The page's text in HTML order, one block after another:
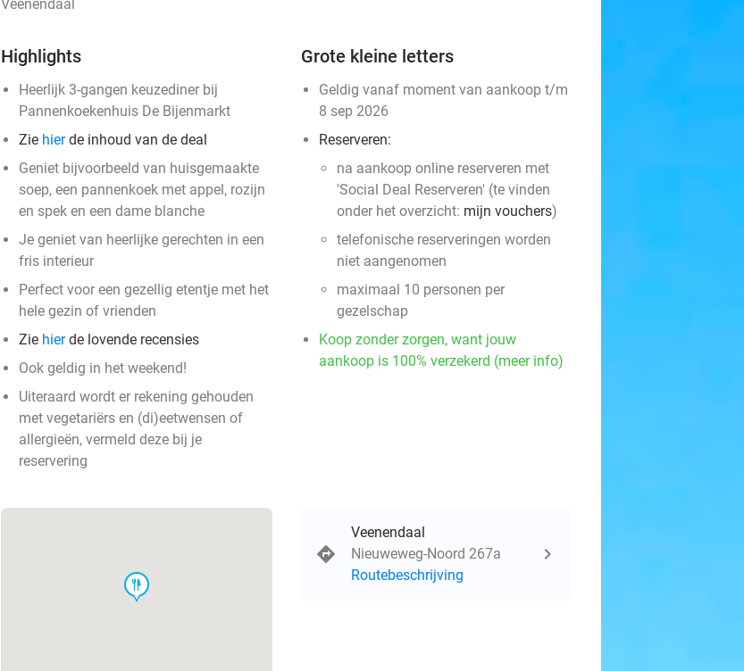
Veenendaal
Highlights
Heerlijk 3-gangen keuzediner bij
Pannenkoekenhuis De Bijenmarkt
Zie hierde inhoud van de deal
Geniet bijvoorbeeld van huisgemaakte
soep, een pannenkoek met appel, rozijn
en spek en een dame blanche
Je geniet van heerlijke gerechten in een
fris interieur
Perfect voor een gezellig etentje met het
hele gezin of vrienden
Zie hierde lovende recensies
Ook geldig in het weekend!
Uiteraard wordt er rekening gehouden
met vegetariërs en (di)eetwensen of
allergieën, vermeld deze bij je
reservering
Grote kleine letters
Geldig vanaf moment van aankoop t/m
8 sep 2026
Reserveren:
na aankoop online reserveren met
'Social Deal Reserveren' (te vinden
onder het overzicht: mijn vouchers)
telefonische reserveringen worden
niet aangenomen
maximaal 10 personen per
gezelschap
Koop zonder zorgen, want jouw
aankoop is 100% verzekerd (meer info)
food
Veenendaal
Nieuweweg-Noord 267a
Routebeschrijving